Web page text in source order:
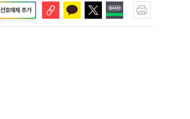
선호매체 추가